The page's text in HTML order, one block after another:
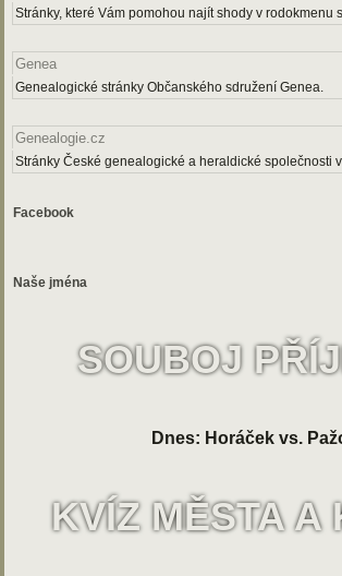
Stránky, které Vám pomohou najít shody v rodokmenu
Genea
Genealogické stránky Občanského sdružení Genea.
Genealogie.cz
Stránky České genealogické a heraldické společnosti
Facebook
Naše jména
SOUBOJ
Dnes: Horáček vs.
KVÍZ MĚSTA A